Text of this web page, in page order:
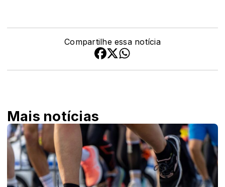
Compartilhe essa notícia
Mais notícias